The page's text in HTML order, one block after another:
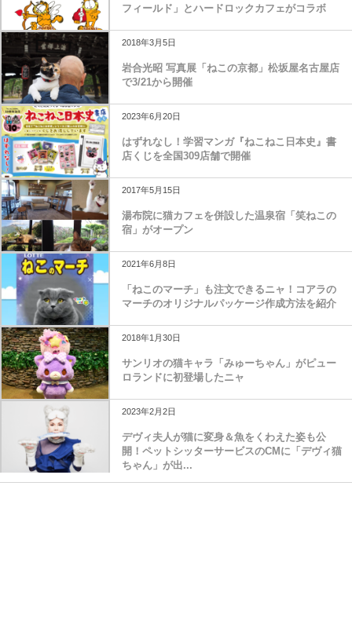
フィールド」とハードロックカフェがコラボ
2018年3月5日
岩合光昭 写真展「ねこの京都」松坂屋名古屋店
で3/21から開催
2023年6月20日
はずれなし！学習マンガ『ねこねこ日本史』書
店くじを全国309店舗で開催
2017年5月15日
湯布院に猫カフェを併設した温泉宿「笑ねこの
宿」がオープン
2021年6月8日
「ねこのマーチ」も注文できるニャ！コアラの
マーチのオリジナルパッケージ作成方法を紹介
2018年1月30日
サンリオの猫キャラ「みゅーちゃん」がピュー
ロランドに初登場したニャ
2023年2月2日
デヴィ夫人が猫に変身＆魚をくわえた姿も公
開！ペットシッターサービスのCMに「デヴィ猫
ちゃん」が出...